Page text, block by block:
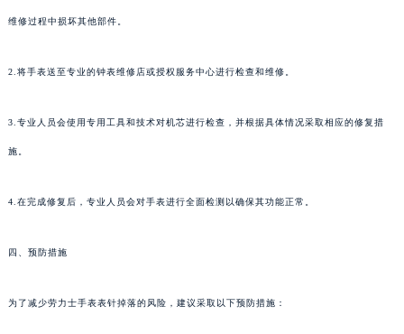
维修过程中损坏其他部件。
2.将手表送至专业的钟表维修店或授权服务中心进行检查和维修。
3.专业人员会使用专用工具和技术对机芯进行检查，并根据具体情况采取相应的修复措
施。
4.在完成修复后，专业人员会对手表进行全面检测以确保其功能正常。
四、预防措施
为了减少劳力士手表表针掉落的风险，建议采取以下预防措施：